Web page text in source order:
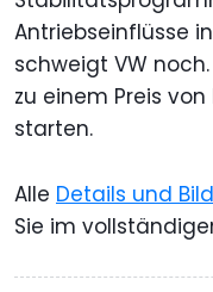
Antriebseinflüsse
schweigt VW
zu einem Preis
starten.
Alle Details und
Sie im